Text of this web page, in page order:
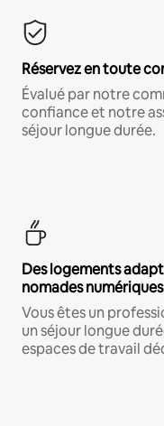
Réservez en toute
Évalué par notre
confiance et notre
séjour longue durée.
Des logements
nomades numériques
Vous êtes un
un séjour longue
espaces de travail